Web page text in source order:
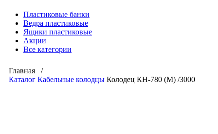
Пластиковые банки
Ведра пластиковые
Ящики пластиковые
Акции
Все категории
Главная /
Каталог Кабельные колодцы Колодец КН-780 (М) /3000